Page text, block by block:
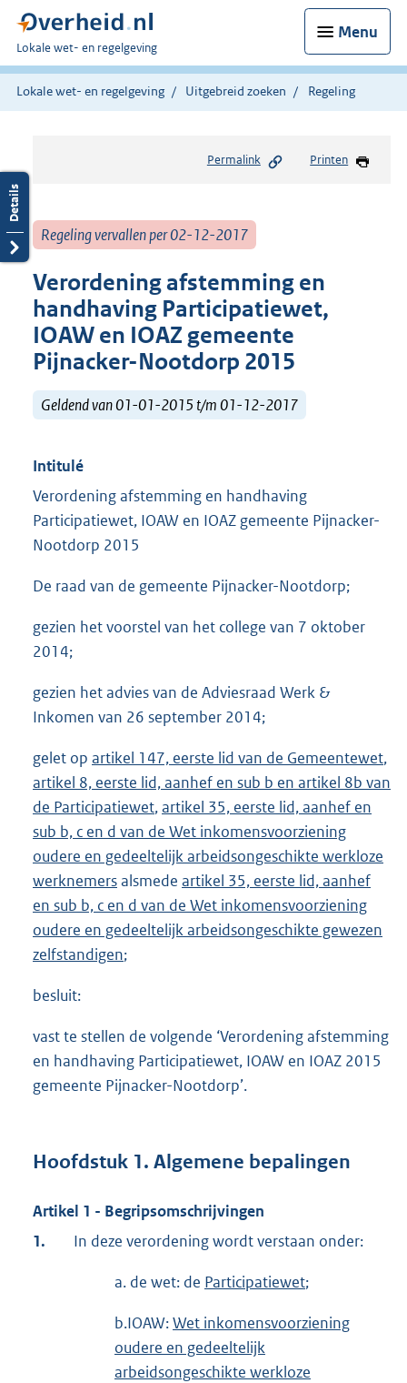
Menu
U
bent
hier:
Lokale wet- en regelgeving
Lokale wet- en regelgeving Uitgebreid zoeken Regeling
Permalink Printen
Regeling vervallen per 02-12-2017
Verordening afstemming en
handhaving Participatiewet,
IOAW en IOAZ gemeente
Pijnacker-Nootdorp 2015
Geldend van 01-01-2015 t/m 01-12-2017
Intitulé
Verordening afstemming en handhaving
Participatiewet, IOAW en IOAZ gemeente Pijnacker-
Nootdorp 2015
De raad van de gemeente Pijnacker-Nootdorp;
gezien het voorstel van het college van 7 oktober
2014;
gezien het advies van de Adviesraad Werk &
Inkomen van 26 september 2014;
gelet op artikel 147, eerste lid van de Gemeentewet,
artikel 8, eerste lid, aanhef en sub b en artikel 8b van
de Participatiewet,artikel 35, eerste lid, aanhef en
sub b, c en d van de Wet inkomensvoorziening
oudere en gedeeltelijk arbeidsongeschikte werkloze
werknemersalsmede artikel 35, eerste lid, aanhef
en sub b, c en d van de Wet inkomensvoorziening
oudere en gedeeltelijk arbeidsongeschikte gewezen
zelfstandigen;
besluit:
vast te stellen de volgende ‘Verordening afstemming
en handhaving Participatiewet, IOAW en IOAZ 2015
gemeente Pijnacker-Nootdorp’.
Hoofdstuk 1. Algemene bepalingen
Artikel 1 - Begripsomschrijvingen
1.
In deze verordening wordt verstaan onder:
a. de wet: de Participatiewet;
b.IOAW:Wet inkomensvoorziening
oudere en gedeeltelijk
arbeidsongeschikte werkloze